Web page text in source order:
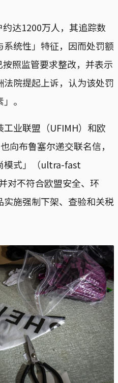
达1200万人，其追踪数
统性」特征，因而处罚额
照监管要求整改，并表示
院提起上诉，认为该处罚
。
业联盟（UFIMH）和欧
向布鲁塞尔递交联名信，
模式」（ultra-fast
对不符合欧盟安全、环
施强制下架、查验和关税